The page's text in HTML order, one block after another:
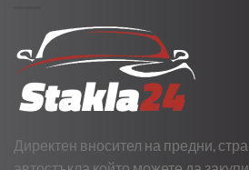
Директен вносител на предни,